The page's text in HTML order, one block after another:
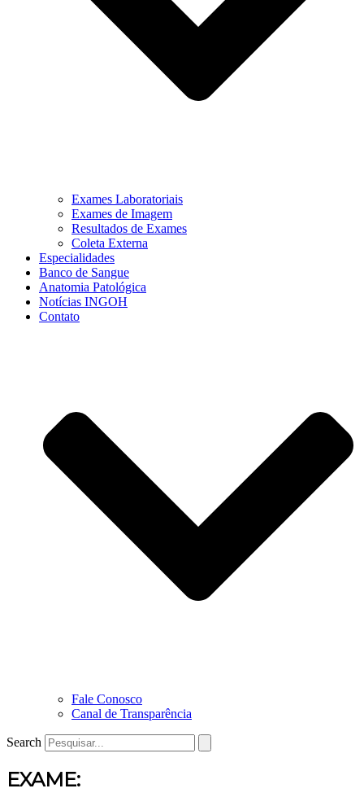
Exames Laboratoriais
Exames de Imagem
Resultados de Exames
Coleta Externa
Especialidades
Banco de Sangue
Anatomia Patológica
Notícias INGOH
Contato
Fale Conosco
Canal de Transparência
Search
EXAME: